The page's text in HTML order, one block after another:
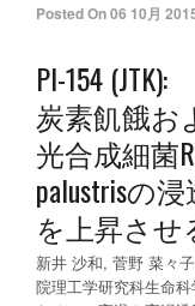
Posted On06 10月
PI-154 (JTK):
炭素飢餓お
光合成細菌
palustrisの
を上昇させ
新井 沙和, 菅野 菜々
院理工学研究科生命